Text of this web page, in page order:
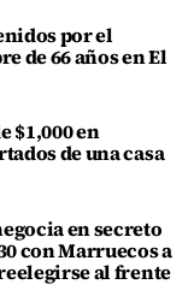
por el
de 66 años en El
$1,000 en
de una casa
en secreto
con Marruecos a
al frente